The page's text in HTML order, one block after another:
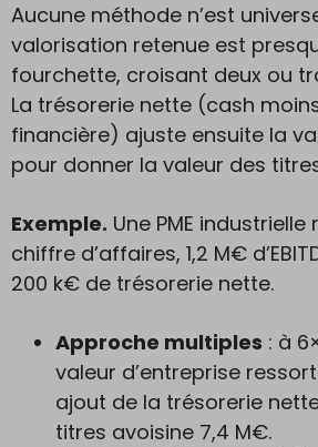
Aucune méthode n’est
valorisation retenue est
fourchette, croisant deux ou
La trésorerie nette (cash
financière) ajuste ensuite la
pour donner la valeur des
Exemple. Une PME
chiffre d’affaires, 1,2 M€
200 k€ de trésorerie nette.
Approche multiples : à
valeur d’entreprise
ajout de la trésorerie
titres avoisine 7,4 M€.